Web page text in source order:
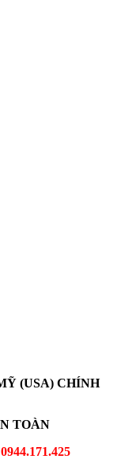
(USA) CHÍNH
TOÀN
0944.171.425